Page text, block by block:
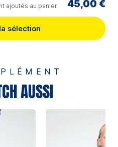
ajoutés au panier 45,00 €
sélection
AUSSI